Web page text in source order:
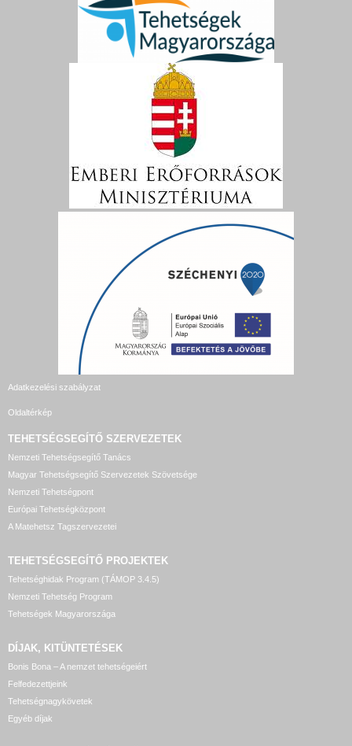
Adatkezelési szabályzat
Oldaltérkép
TEHETSÉGSEGÍTŐ SZERVEZETEK
Nemzeti Tehetségsegítő Tanács
Magyar Tehetségsegítő Szervezetek Szövetsége
Nemzeti Tehetségpont
Európai Tehetségközpont
A Matehetsz Tagszervezetei
TEHETSÉGSEGÍTŐ PROJEKTEK
Tehetséghidak Program (TÁMOP 3.4.5)
Nemzeti Tehetség Program
Tehetségek Magyarországa
DÍJAK, KITÜNTETÉSEK
Bonis Bona – A nemzet tehetségeiért
Felfedezettjeink
Tehetségnagykövetek
Egyéb díjak